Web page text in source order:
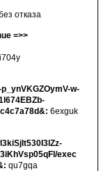
отказа
=>>
w-
6exguk
exec
qu7gqa